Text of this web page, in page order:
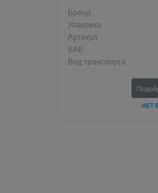
Бренд
Упаковка
Артикул
SAE
Вид транспорта
НЕТ